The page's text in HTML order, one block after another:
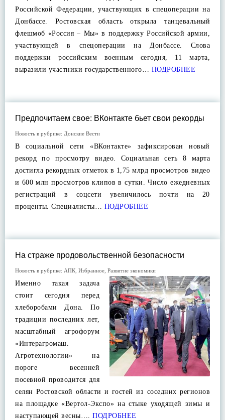
Российской Федерации, участвующих в спецоперации на
Донбассе. Ростовская область открыла танцевальный
флешмоб «Россия – Мы» в поддержку Российской армии,
участвующей в спецоперации на Донбассе. Слова
поддержки российским военным сегодня, 11 марта,
выразили участники государственного… ПОДРОБНЕЕ
Предпочитаем свое: ВКонтакте бьет свои рекорды
Новость в рубрике: Донские Вести
В социальной сети «ВКонтакте» зафиксирован новый
рекорд по просмотру видео. Социальная сеть 8 марта
достигла рекордных отметок в 1,75 млрд просмотров видео
и 600 млн просмотров клипов в сутки. Число ежедневных
регистраций в соцсети увеличилось почти на 20
проценты. Специалисты… ПОДРОБНЕЕ
На страже продовольственной безопасности
Новость в рубрике: АПК Избранное Развитие экономики
Именно такая задача
стоит сегодня перед
хлеборобами Дона. По
традиции последних лет,
масштабный агрофорум
«Интерагромаш.
Агротехнологии» на
пороге весенней
посевной проводится для
селян Ростовской области и гостей из соседних регионов
на площадке «Вертол-Экспо» на стыке уходящей зимы и
наступающей весны…. ПОДРОБНЕЕ